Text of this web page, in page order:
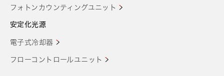
フォトンカウンティングユニット
安定化光源
電子式冷却器
フローコントロールユニット